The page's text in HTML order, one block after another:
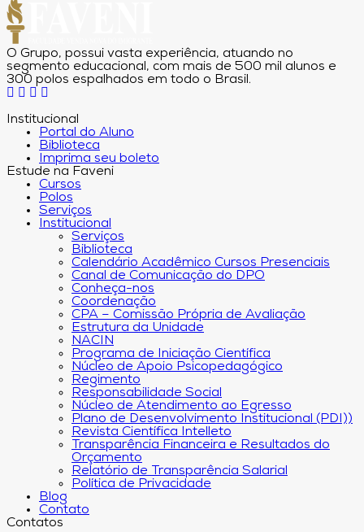
O Grupo, possui vasta experiência, atuando no
segmento educacional, com mais de 500 mil alunos e
300 polos espalhados em todo o Brasil.
Institucional
Portal do Aluno
Biblioteca
Imprima seu boleto
Estude na Faveni
Cursos
Polos
Serviços
Institucional
Serviços
Biblioteca
Calendário Acadêmico Cursos Presenciais
Canal de Comunicação do DPO
Conheça-nos
Coordenação
CPA – Comissão Própria de Avaliação
Estrutura da Unidade
NACIN
Programa de Iniciação Científica
Núcleo de Apoio Psicopedagógico
Regimento
Responsabilidade Social
Núcleo de Atendimento ao Egresso
Plano de Desenvolvimento Institucional (PDI))
Revista Científica Intelleto
Transparência Financeira e Resultados do
Orçamento
Relatório de Transparência Salarial
Política de Privacidade
Blog
Contato
Contatos